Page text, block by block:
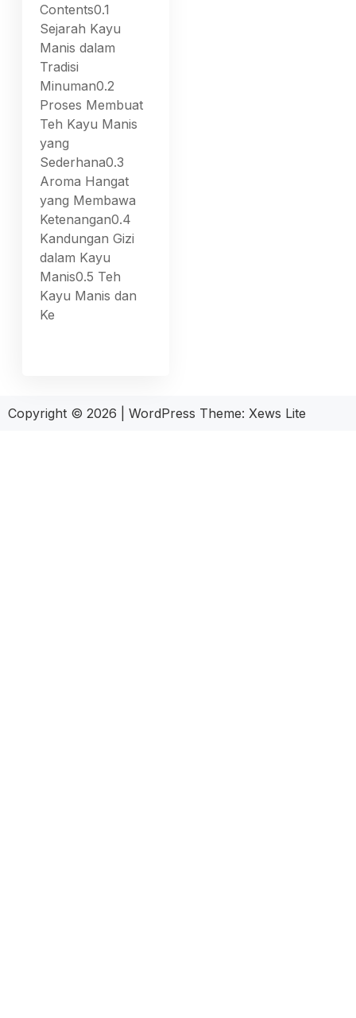
Contents0.1
Sejarah Kayu
Manis dalam
Tradisi
Minuman0.2
Proses Membuat
Teh Kayu Manis
yang
Sederhana0.3
Aroma Hangat
yang Membawa
Ketenangan0.4
Kandungan Gizi
dalam Kayu
Manis0.5 Teh
Kayu Manis dan
Ke
Copyright © 2026 WordPress Theme: Xews Lite